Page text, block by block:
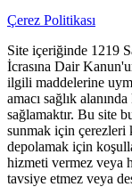
Çerez Politikası
Site içeriğinde 1219
İcrasına Dair
ilgili maddelerine
amacı sağlık
sağlamaktır. Bu site
sunmak için çerezleri
depolamak için
hizmeti vermez veya
tavsiye etmez veya